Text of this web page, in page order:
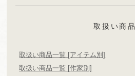
取扱い商品
取扱い商品一覧 [アイテム別]
取扱い商品一覧 [作家別]